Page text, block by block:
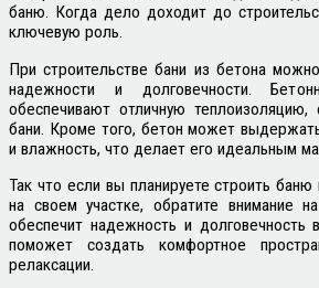
баню. Когда дело доходит до
ключевую роль.
При строительстве бани из бетона
надежности и долговечности.
обеспечивают отличную теплоизоляцию,
бани. Кроме того, бетон может
и влажность, что делает его идеальным
Так что если вы планируете строить
на своем участке, обратите внимание
обеспечит надежность и
поможет создать комфортное
релаксации.